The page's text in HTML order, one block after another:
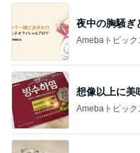
夜中の胸騒ぎ
Amebaトピック
想像以上に美
Amebaトピック